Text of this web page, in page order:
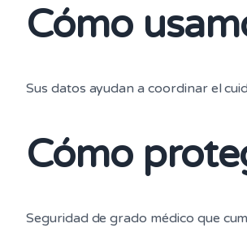
Cómo
Sus datos ayudan a coordinar el
Cómo
Seguridad de grado médico que